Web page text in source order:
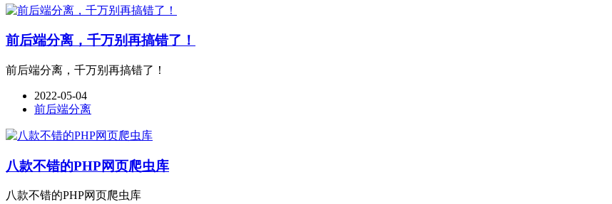
前后端分离，千万别再搞错了！
前后端分离，千万别再搞错了！
2022-05-04
前后端分离
八款不错的PHP网页爬虫库
八款不错的PHP网页爬虫库